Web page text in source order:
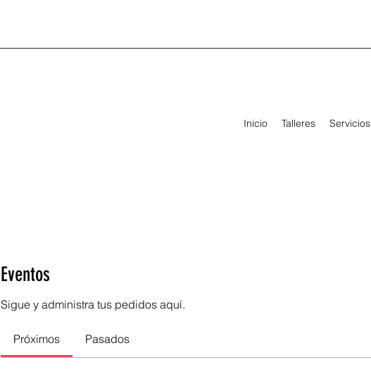
Inicio Talleres Servicios
Eventos
Sigue y administra tus pedidos aquí.
Próximos Pasados